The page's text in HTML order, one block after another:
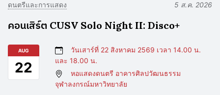
ดนตรีและการแสดง 5 ส.ค. 2026
คอนเสิร์ต CUSV Solo Night II: Disco+
AUG
22
วันเสาร์ที่ 22 สิงหาคม 2569 เวลา 14.00 น.
และ 18.00 น.
หอแสดงดนตรี อาคารศิลปวัฒนธรรม
จุฬาลงกรณ์มหาวิทยาลัย